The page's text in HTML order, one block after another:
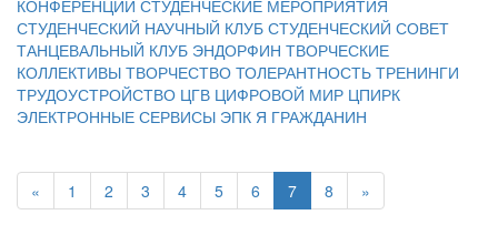
КОНФЕРЕНЦИИ СТУДЕНЧЕСКИЕ МЕРОПРИЯТИЯ
СТУДЕНЧЕСКИЙ НАУЧНЫЙ КЛУБ СТУДЕНЧЕСКИЙ СОВЕТ
ТАНЦЕВАЛЬНЫЙ КЛУБ ЭНДОРФИН ТВОРЧЕСКИЕ
КОЛЛЕКТИВЫ ТВОРЧЕСТВО ТОЛЕРАНТНОСТЬ ТРЕНИНГИ
ТРУДОУСТРОЙСТВО ЦГВ ЦИФРОВОЙ МИР ЦПИРК
ЭЛЕКТРОННЫЕ СЕРВИСЫ ЭПК Я ГРАЖДАНИН
« 1 2 3 4 5 6 7 8 »